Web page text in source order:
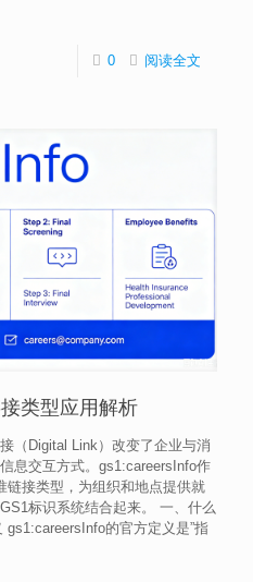
0 阅读全文
类型应用解析
（Digital Link）改变了企业与消
息交互方式。gs1:careersInfo作
链接类型，为组织和地点提供就
标识系统结合起来。 一、什么
的官方定义是”指